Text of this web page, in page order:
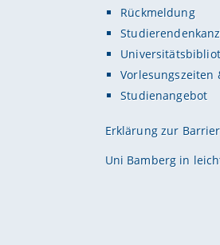
Rückmeldung
Vorlesungszeiten
Studienangebot
Erklärung zur
Uni Bamberg in